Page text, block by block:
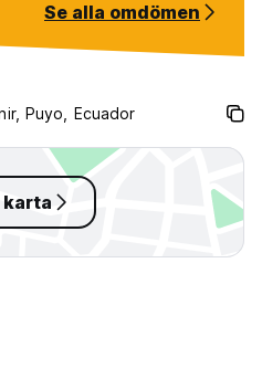
it!! Hope you
come to there
Se alla omdömen
Puyo, Ecuador
karta